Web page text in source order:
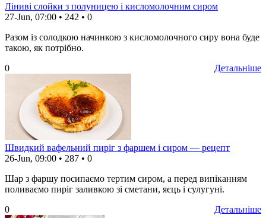
Ліниві слойки з полуницею і кисломолочним сиром
27-Jun, 07:00 • 242 • 0
Разом із солодкою начинкою з кисломолочного сиру вона буде
такою, як потрібно.
Детальніше
0
Швидкий вафельний пиріг з фаршем і сиром — рецепт
26-Jun, 09:00 • 287 • 0
Шар з фаршу посипаємо тертим сиром, а перед випіканням
поливаємо пиріг заливкою зі сметани, яєць і сулугуні.
Детальніше
0